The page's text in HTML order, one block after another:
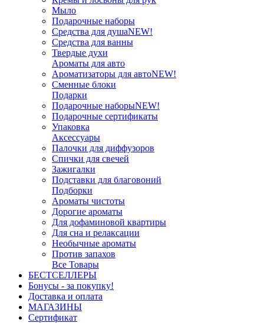
Мыло
Подарочные наборы
Средства для душаNEW!
Средства для ванны
Твердые духи
Ароматы для авто
Ароматизаторы для автоNEW!
Сменные блоки
Подарки
Подарочные наборыNEW!
Подарочные сертификаты
Упаковка
Аксессуары
Палочки для диффузоров
Спички для свечей
Зажигалки
Подставки для благовоний
Подборки
Ароматы чистоты
Дорогие ароматы
Для дофаминовой квартиры
Для сна и релаксации
Необычные ароматы
Против запахов
Все Товары
БЕСТСЕЛЛЕРЫ
Бонусы - за покупку!
Доставка и оплата
МАГАЗИНЫ
Cертификат